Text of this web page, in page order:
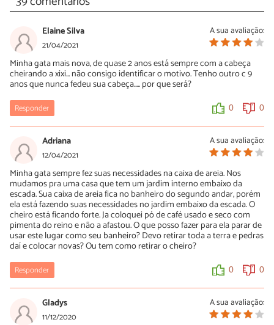
A sua avaliação:
Elaine Silva
21/04/2021
Minha gata mais nova, de quase 2 anos está sempre com a cabeça
cheirando a xixi... não consigo identificar o motivo. Tenho outro c 9
anos que nunca fedeu sua cabeça..... por que será?
Responder 0 0
A sua avaliação:
Adriana
12/04/2021
Minha gata sempre fez suas necessidades na caixa de areia. Nos
mudamos pra uma casa que tem um jardim interno embaixo da
escada. Sua caixa de areia fica no banheiro do segundo andar, porém
ela está fazendo suas necessidades no jardim embaixo da escada. O
cheiro está ficando forte. Ja coloquei pó de café usado e seco com
pimenta do reino e não a afastou. O que posso fazer para ela parar de
usar este lugar como seu banheiro? Devo retirar toda a terra e pedras
daí e colocar novas? Ou tem como retirar o cheiro?
Responder 0 0
A sua avaliação:
Gladys
11/12/2020